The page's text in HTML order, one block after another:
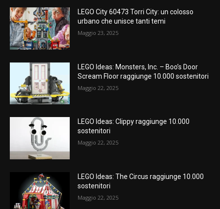
LEGO City 60473 Torri City: un colosso
urbano che unisce tanti temi
Maggio 23, 2025
LEGO Ideas: Monsters, Inc. – Boo’s Door
Scream Floor raggiunge 10.000 sostenitori
Maggio 22, 2025
LEGO Ideas: Clippy raggiunge 10.000
sostenitori
Maggio 22, 2025
LEGO Ideas: The Circus raggiunge 10.000
sostenitori
Maggio 22, 2025